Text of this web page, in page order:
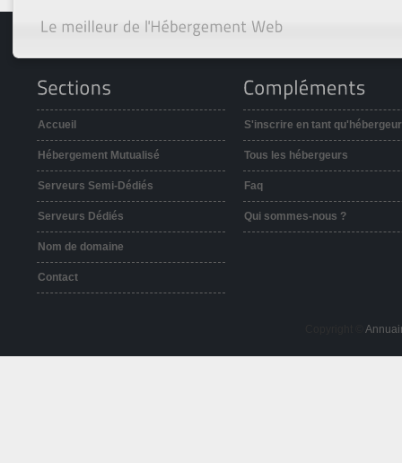
Accueil
Hébergement Mutualisé
Serveurs Semi-Dédiés
Serveurs Dédiés
Nom de domaine
Contact
S'inscrire en tant qu'hébergeur
Tous les hébergeurs
Faq
Qui sommes-nous ?